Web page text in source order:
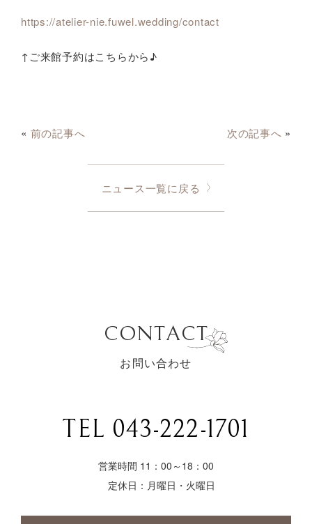
https://atelier-nie.fuwel.wedding/contact
↑ご来館予約はこちらから♪
« 前の記事へ 次の記事へ »
ニュース一覧に戻る
CONTACT
お問い合わせ
TEL 043-222-1701
営業時間 11：00～18：00
定休日：月曜日・火曜日